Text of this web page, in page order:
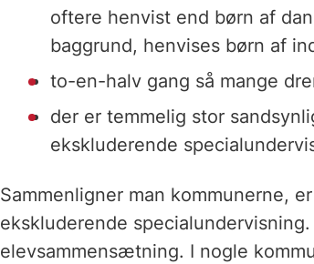
oftere henvist end børn af
baggrund, henvises børn af
to-en-halv gang så mange
der er temmelig stor
ekskluderende
Sammenligner man kommunerne,
ekskluderende
elevsammensætning. I nogle